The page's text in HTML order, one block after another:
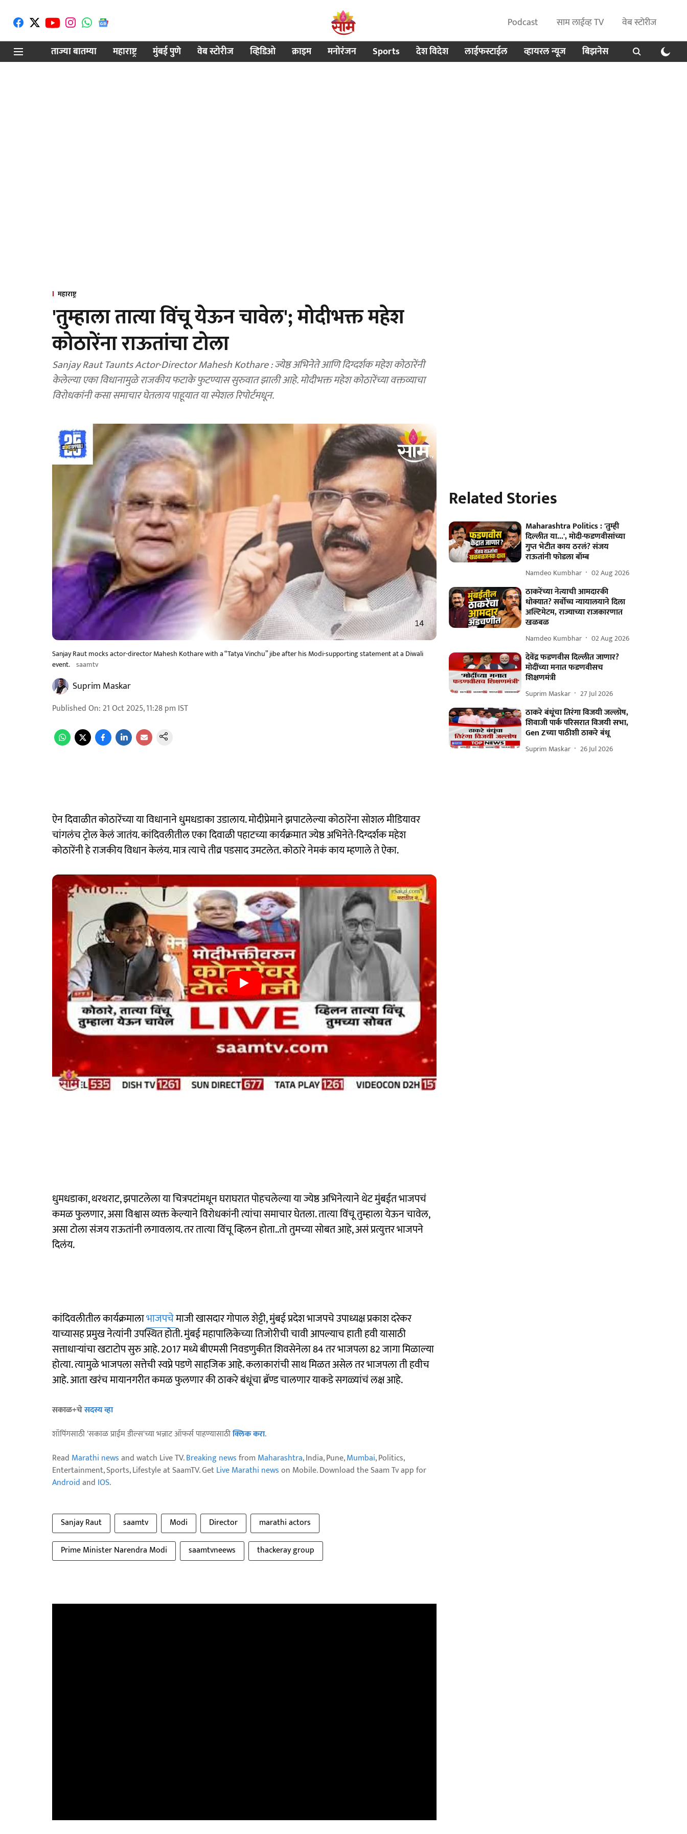
Podcast साम लाईव्ह TV
वेब स्टोरीज
ताज्या बातम्या
महाराष्ट्र मुंबई पुणे वेब स्टोरीज व्हिडिओ क्राइम मनोरंजन Sports देश विदेश लाईफस्टाईल व्हायरल न्यूज बिझनेस
महाराष्ट्र
'तुम्हाला तात्या विंचू येऊन चावेल'; मोदीभक्त महेश
कोठारेंना राऊतांचा टोला
Sanjay Raut Taunts Actor-Director Mahesh Kothare : ज्येष्ठ अभिनेते आणि दिग्दर्शक महेश कोठारेंनी
केलेल्या एका विधानामुळे राजकीय फटाके फुटण्यास सुरुवात झाली आहे. मोदीभक्त महेश कोठारेंच्या वक्तव्याचा
विरोधकांनी कसा समाचार घेतलाय पाहूयात या स्पेशल रिपोर्टमधून.
Sanjay Raut mocks actor-director Mahesh Kothare with a “Tatya Vinchu” jibe after his Modi-supporting statement at a Diwali
event. saamtv
Suprim Maskar
Published On: 21 Oct 2025, 11:28 pm IST
ऐन दिवाळीत कोठारेंच्या या विधानाने धुमधडाका उडालाय. मोदीप्रेमाने झपाटलेल्या कोठारेंना सोशल मीडियावर
चांगलंच ट्रोल केलं जातंय. कांदिवलीतील एका दिवाळी पहाटच्या कार्यक्रमात ज्येष्ठ अभिनेते-दिग्दर्शक महेश
कोठारेंनी हे राजकीय विधान केलंय. मात्र त्याचे तीव्र पडसाद उमटलेत. कोठारे नेमकं काय म्हणाले ते ऐका.
धुमधडाका, थरथराट, झपाटलेला या चित्रपटांमधून घराघरात पोहचलेल्या या ज्येष्ठ अभिनेत्याने थेट मुंबईत भाजपचं
कमळ फुलणार, असा विश्वास व्यक्त केल्याने विरोधकांनी त्यांचा समाचार घेतला. तात्या विंचू तुम्हाला येऊन चावेल,
असा टोला संजय राऊतांनी लगावलाय. तर तात्या विंचू व्हिलन होता..तो तुमच्या सोबत आहे, असं प्रत्युत्तर भाजपने
दिलंय.
कांदिवलीतील कार्यक्रमालाभाजपचेमाजी खासदार गोपाल शेट्टी, मुंबई प्रदेश भाजपचे उपाध्यक्ष प्रकाश दरेकर
याच्यासह प्रमुख नेत्यांनी उपस्थित होती. मुंबई महापालिकेच्या तिजोरीची चावी आपल्याच हाती हवी यासाठी
सत्ताधाऱ्यांचा खटाटोप सुरु आहे. 2017 मध्ये बीएमसी निवडणुकीत शिवसेनेला 84 तर भाजपला 82 जागा मिळाल्या
होत्या. त्यामुळे भाजपला सत्तेची स्वप्ने पडणे साहजिक आहे. कलाकारांची साथ मिळत असेल तर भाजपला ती हवीच
आहे. आता खरंच मायानगरीत कमळ फुलणार की ठाकरे बंधूंचा ब्रॅण्ड चालणार याकडे सगळ्यांचं लक्ष आहे.
सकाळ+चेसदस्य व्हा
शॉपिंगसाठी 'सकाळ प्राईम डील्स'च्या भन्नाट ऑफर्स पाहण्यासाठीक्लिक करा.
Read Marathi newsand watch Live TV.Breaking newsfrom Maharashtra, India, Pune,Mumbai, Politics,
Entertainment, Sports, Lifestyle at SaamTV. GetLive Marathi newson Mobile. Download the Saam Tv app for
Androidand IOS.
Sanjay Raut saamtv Modi Director
marathi actors
Prime Minister Narendra Modi
saamtvneews thackeray group
Related Stories
Maharashtra Politics : 'तुम्ही
दिल्लीत या...', मोदी-फडणवीसांच्या
गुप्त भेटीत काय ठरलं? संजय
राऊतांनी फोडला बॉम्ब
Namdeo Kumbhar 02 Aug 2026
ठाकरेंच्या नेत्याची आमदारकी
धोक्यात? सर्वोच्च न्यायालयाने दिला
अल्टिमेटम, राज्याच्या राजकारणात
खळबळ
Namdeo Kumbhar 02 Aug 2026
देवेंद्र फडणवीस दिल्लीत जाणार?
मोदींच्या मनात फडणवीसच
शिक्षणमंत्री
Suprim Maskar 27 Jul 2026
ठाकरे बंधूंचा तिरंगा विजयी जल्लोष,
शिवाजी पार्क परिसरात विजयी सभा,
Gen Zच्या पाठीशी ठाकरे बंधू
Suprim Maskar 26 Jul 2026